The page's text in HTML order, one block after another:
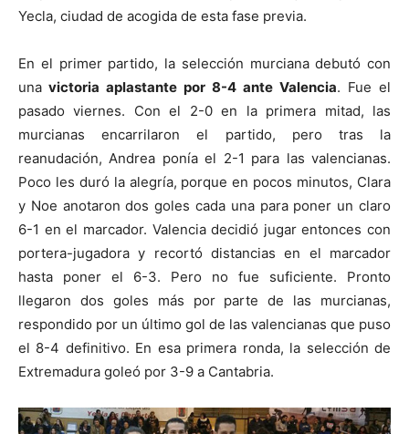
Yecla, ciudad de acogida de esta fase previa.
En el primer partido, la selección murciana debutó con
una victoria aplastante por 8-4 ante Valencia. Fue el
pasado viernes. Con el 2-0 en la primera mitad, las
murcianas encarrilaron el partido, pero tras la
reanudación, Andrea ponía el 2-1 para las valencianas.
Poco les duró la alegría, porque en pocos minutos, Clara
y Noe anotaron dos goles cada una para poner un claro
6-1 en el marcador. Valencia decidió jugar entonces con
portera-jugadora y recortó distancias en el marcador
hasta poner el 6-3. Pero no fue suficiente. Pronto
llegaron dos goles más por parte de las murcianas,
respondido por un último gol de las valencianas que puso
el 8-4 definitivo. En esa primera ronda, la selección de
Extremadura goleó por 3-9 a Cantabria.